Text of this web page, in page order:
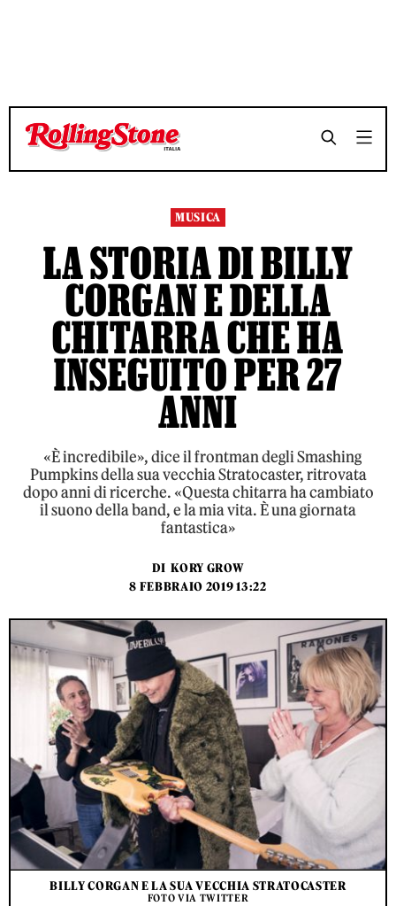
TEMPO DI LETTURA 12 MINUTI SHARE
TEMPO DI LETTURA 12 MINUTI SHARE
MUSICA
LA STORIA DI BILLY
CORGAN E DELLA
CHITARRA CHE HA
INSEGUITO PER 27
ANNI
«È incredibile», dice il frontman degli Smashing
Pumpkins della sua vecchia Stratocaster, ritrovata
dopo anni di ricerche. «Questa chitarra ha cambiato
il suono della band, e la mia vita. È una giornata
fantastica»
DI KORY GROW
8 FEBBRAIO 2019 13:22
BILLY CORGAN E LA SUA VECCHIA STRATOCASTER
FOTO VIA TWITTER